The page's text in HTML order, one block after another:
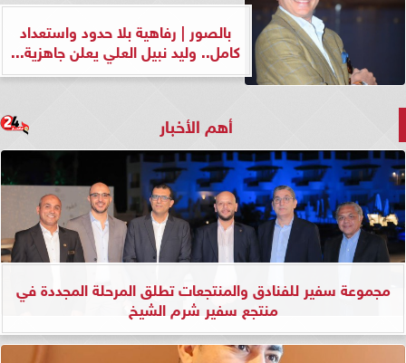
بالصور | رفاهية بلا حدود واستعداد
كامل.. وليد نبيل العلي يعلن جاهزية...
أهم الأخبار
مجموعة سفير للفنادق والمنتجعات تطلق المرحلة المجددة في
منتجع سفير شرم الشيخ